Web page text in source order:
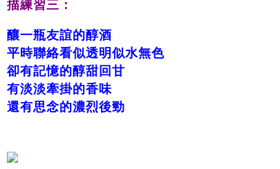
描練習三：
釀一瓶友誼的醇酒
平時聯絡看似透明似水無色
卻有記憶的醇甜回甘
有淡淡牽掛的香味
還有思念的濃烈後勁